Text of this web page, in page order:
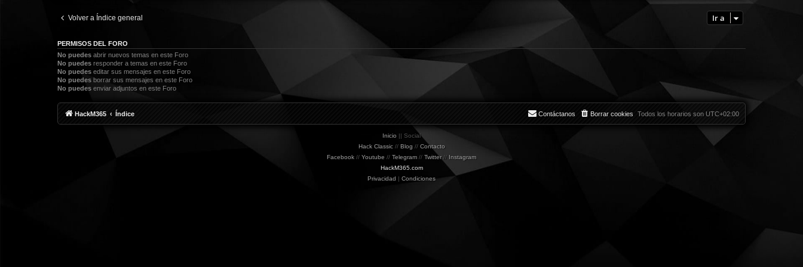
Volver a Índice general Ir a
PERMISOS DEL FORO
No puedes abrir nuevos temas en este Foro
No puedes responder a temas en este Foro
No puedes editar sus mensajes en este Foro
No puedes borrar sus mensajes en este Foro
No puedes enviar adjuntos en este Foro
HackM365 Índice Todos los horarios son UTC+02:00
Borrar cookies
Contáctanos
Inicio || Social
Hack Classic// Blog // Contacto
Facebook // Youtube // Telegram // Twitter// Instagram
HackM365.com
Privacidad | Condiciones